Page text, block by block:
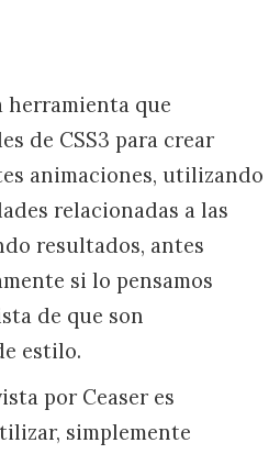
herramienta que
de CSS3 para crear
animaciones, utilizando
relacionadas a las
resultados, antes
si lo pensamos
de que son
estilo.
por Ceaser es
simplemente